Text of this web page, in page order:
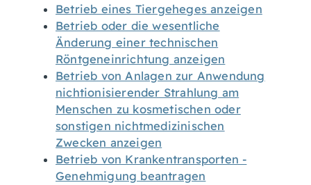
Betrieb eines Tiergeheges anzeigen
Betrieb oder die wesentliche
Änderung einer technischen
Röntgeneinrichtung anzeigen
Betrieb von Anlagen zur Anwendung
nichtionisierender Strahlung am
Menschen zu kosmetischen oder
sonstigen nichtmedizinischen
Zwecken anzeigen
Betrieb von Krankentransporten -
Genehmigung beantragen